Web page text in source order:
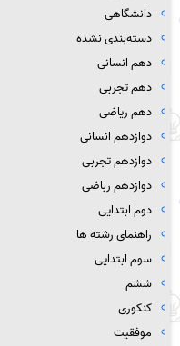
دانشگاهی
دسته‌بندی نشده
دهم انسانی
دهم تجربی
دهم ریاضی
دوازدهم انسانی
دوازدهم تجربی
دوازدهم رباضی
دوم ابتدایی
راهنمای رشته ها
سوم ابتدایی
ششم
کنکوری
موفقیت